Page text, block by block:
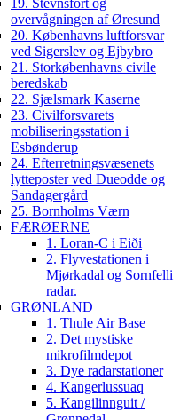
19. Stevnsfort og
overvågningen af Øresund
20. Københavns luftforsvar
ved Sigerslev og Ejbybro
21. Storkøbenhavns civile
beredskab
22. Sjælsmark Kaserne
23. Civilforsvarets
mobiliseringsstation i
Esbønderup
24. Efterretningsvæsenets
lytteposter ved Dueodde og
Sandagergård
25. Bornholms Værn
FÆRØERNE
1. Loran-C i Eiði
2. Flyvestationen i
Mjørkadal og Sornfelli
radar.
GRØNLAND
1. Thule Air Base
2. Det mystiske
mikrofilmdepot
3. Dye radarstationer
4. Kangerlussuaq
5. Kangilinnguit /